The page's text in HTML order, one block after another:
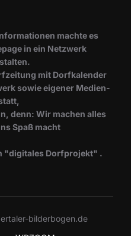
machte es
in ein Netzwerk
mit Dorfkalender
sowie eigener Medien-
denn: Wir machen alles
Spaß macht
"digitales Dorfprojekt" .
bilderbogen.de